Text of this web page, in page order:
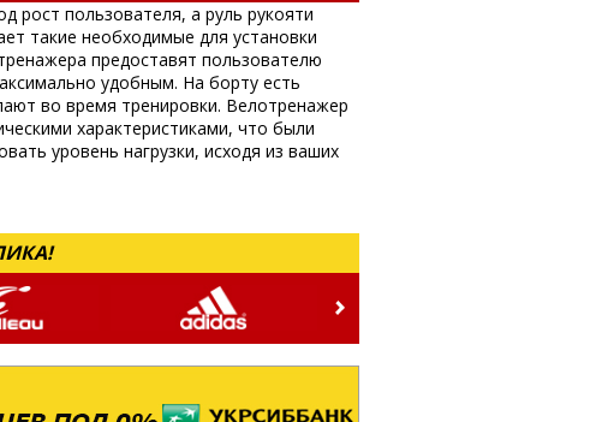
рост пользователя, а руль рукояти
такие необходимые для установки
предоставят пользователю
удобным. На борту есть
во время тренировки. Велотренажер
характеристиками, что были
уровень нагрузки, исходя из ваших